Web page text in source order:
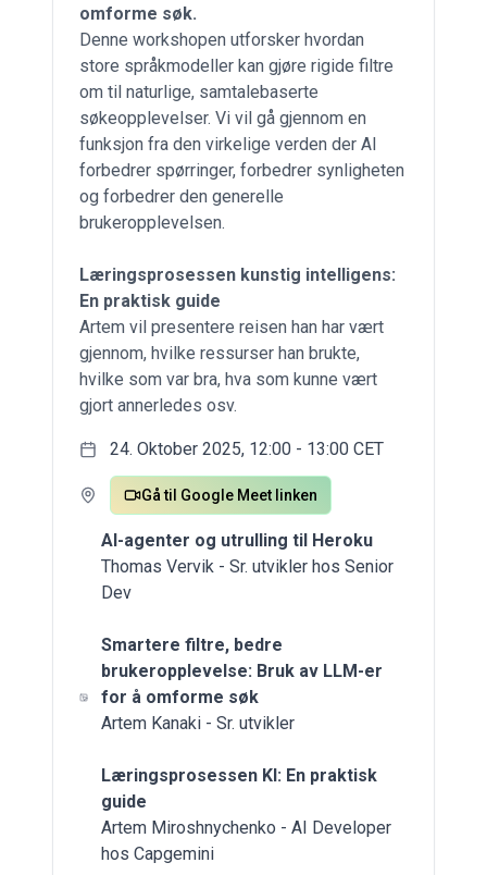
omforme søk.
Denne workshopen utforsker hvordan
store språkmodeller kan gjøre rigide filtre
om til naturlige, samtalebaserte
søkeopplevelser. Vi vil gå gjennom en
funksjon fra den virkelige verden der AI
forbedrer spørringer, forbedrer synligheten
og forbedrer den generelle
brukeropplevelsen.
Læringsprosessen kunstig intelligens:
En praktisk guide
Artem vil presentere reisen han har vært
gjennom, hvilke ressurser han brukte,
hvilke som var bra, hva som kunne vært
gjort annerledes osv.
24. Oktober 2025, 12:00 - 13:00 CET
Gå til Google Meet linken
AI-agenter og utrulling til Heroku
Thomas Vervik - Sr. utvikler hos Senior
Dev
Smartere filtre, bedre
brukeropplevelse: Bruk av LLM-er
for å omforme søk
Artem Kanaki - Sr. utvikler
Læringsprosessen KI: En praktisk
guide
Artem Miroshnychenko - AI Developer
hos Capgemini